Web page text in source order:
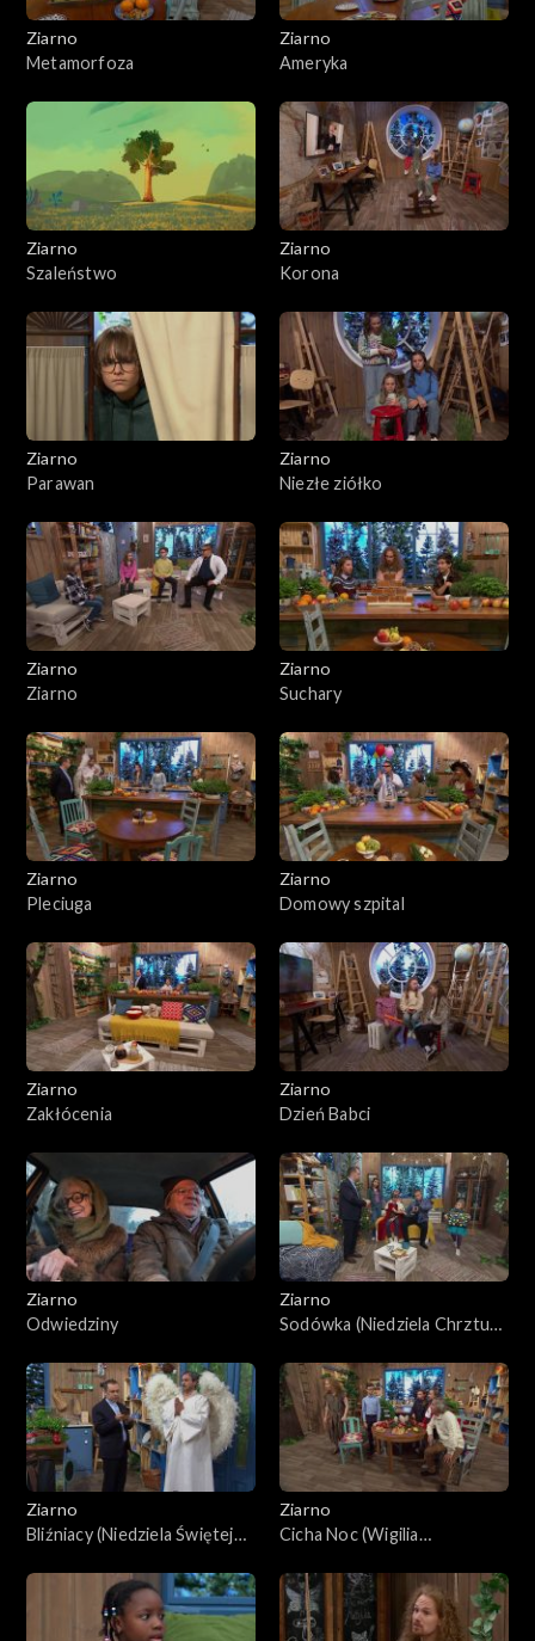
Ziarno
Metamorfoza
Ziarno
Ameryka
Ziarno
Szaleństwo
Ziarno
Korona
Ziarno
Parawan
Ziarno
Niezłe ziółko
Ziarno
Ziarno
Ziarno
Suchary
Ziarno
Pleciuga
Ziarno
Domowy szpital
Ziarno
Zakłócenia
Ziarno
Dzień Babci
Ziarno
Odwiedziny
Ziarno
Sodówka (Niedziela Chrztu
Ziarno
Bliźniacy (Niedziela Świętej
Ziarno
Cicha Noc (Wigilia